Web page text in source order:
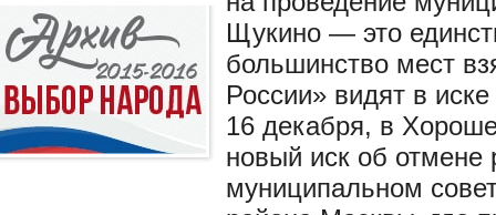
Щукино — это
большинство мест
России» видят в
16 декабря, в
новый иск об отмене
муниципальном